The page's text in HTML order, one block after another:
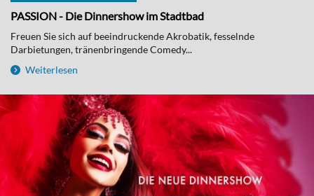
PASSION - Die Dinnershow im Stadtbad
Freuen Sie sich auf beeindruckende Akrobatik, fesselnde
Darbietungen, tränenbringende Comedy...
Weiterlesen